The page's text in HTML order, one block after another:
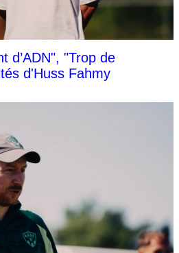
d’ADN", "Trop de
d'Huss Fahmy